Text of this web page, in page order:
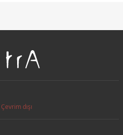
Çevrim dışı